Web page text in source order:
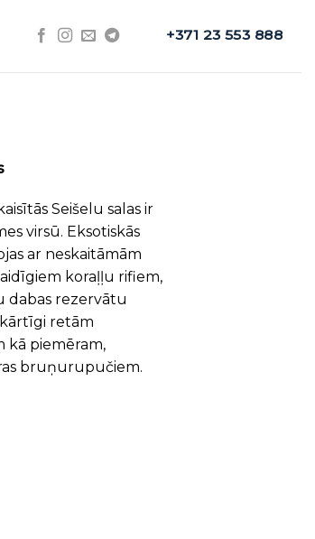
+371 23 553 888
Seišelu salas ir
virsū. Eksotiskās
ar neskaitāmām
koraļļu rifiem,
dabas rezervātu
retām
kā piemēram,
bruņurupučiem.